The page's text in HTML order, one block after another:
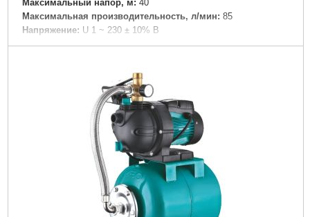
Максимальный напор, м: 40
Максимальная производительность, л/мин: 85
Напряжение: U 1 ~ 230 ± 10% В
Номинальная сила тока, I(А): 6.0
Нержавеющая сталь AISI 304
Нержавеющая сталь AISI 304
Асинхронный, закрытого типа, воздушного
охлаждения, со встроенной в обмотку термозащитой
Обмотка статора двигателя: Медь
Класс изоляции: F
IPX4
Длина кабеля, м: 1
Перекачиваемая жидкость: Только для чистой воды без
абразивосодержащих примесей (песка, глины, извести и т.д.)
Диаметр всасывающего патрубка DN1, " (дюйм):